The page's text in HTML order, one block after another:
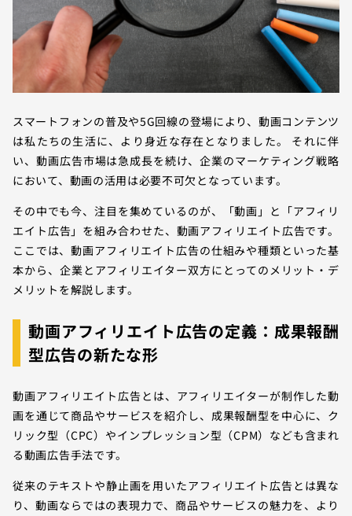
スマートフォンの普及や5G回線の登場により、動画コンテンツ
は私たちの生活に、より身近な存在となりました。 それに伴
い、動画広告市場は急成長を続け、企業のマーケティング戦略
において、動画の活用は必要不可欠となっています。
その中でも今、注目を集めているのが、「動画」と「アフィリ
エイト広告」を組み合わせた、動画アフィリエイト広告です。
ここでは、動画アフィリエイト広告の仕組みや種類といった基
本から、企業とアフィリエイター双方にとってのメリット・デ
メリットを解説します。
動画アフィリエイト広告の定義：成果報酬
型広告の新たな形
動画アフィリエイト広告とは、アフィリエイターが制作した動
画を通じて商品やサービスを紹介し、成果報酬型を中心に、ク
リック型（CPC）やインプレッション型（CPM）なども含まれ
る動画広告手法です。
従来のテキストや静止画を用いたアフィリエイト広告とは異な
り、動画ならではの表現力で、商品やサービスの魅力を、より